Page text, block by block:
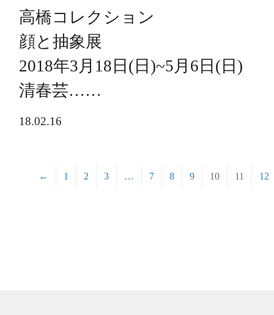
高橋コレクション
顔と抽象展
2018年3月18日(日)~5月6日(日)
清春芸……
18.02.16
← 1 2 3 … 7 8 9 10 11 12